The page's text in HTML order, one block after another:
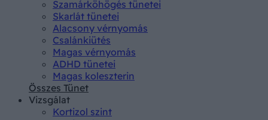
Szamárköhögés tünetei
Skarlát tünetei
Alacsony vérnyomás
Csalánkiütés
Magas vérnyomás
ADHD tünetei
Magas koleszterin
Összes Tünet
Vizsgálat
Kortizol szint